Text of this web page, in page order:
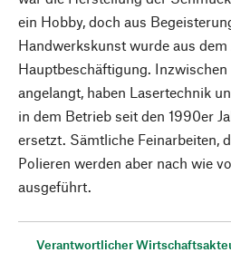
ein Hobby, doch aus
Handwerkskunst wurde aus
Hauptbeschäftigung.
angelangt, haben Lasertechnik
in dem Betrieb seit den 1990er
ersetzt. Sämtliche Feinarbeiten,
Polieren werden aber nach wie
ausgeführt.
Verantwortlicher